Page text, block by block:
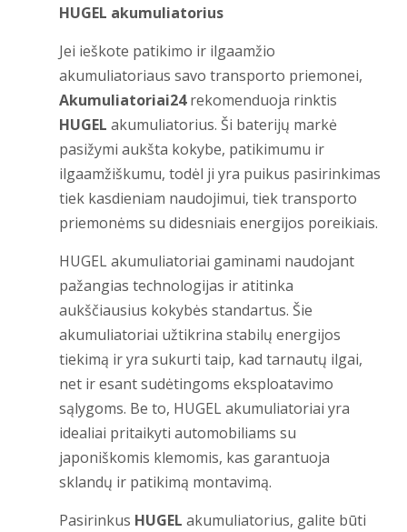
HUGEL akumuliatorius
Jei ieškote patikimo ir ilgaamžio
akumuliatoriaus savo transporto priemonei,
Akumuliatoriai24rekomenduoja rinktis
HUGEL akumuliatorius. Ši baterijų markė
pasižymi aukšta kokybe, patikimumu ir
ilgaamžiškumu, todėl ji yra puikus pasirinkimas
tiek kasdieniam naudojimui, tiek transporto
priemonėms su didesniais energijos poreikiais.
HUGEL akumuliatoriai gaminami naudojant
pažangias technologijas ir atitinka
aukščiausius kokybės standartus. Šie
akumuliatoriai užtikrina stabilų energijos
tiekimą ir yra sukurti taip, kad tarnautų ilgai,
net ir esant sudėtingoms eksploatavimo
sąlygoms. Be to, HUGEL akumuliatoriai yra
idealiai pritaikyti automobiliams su
japoniškomis klemomis, kas garantuoja
sklandų ir patikimą montavimą.
Pasirinkus HUGEL akumuliatorius, galite būti